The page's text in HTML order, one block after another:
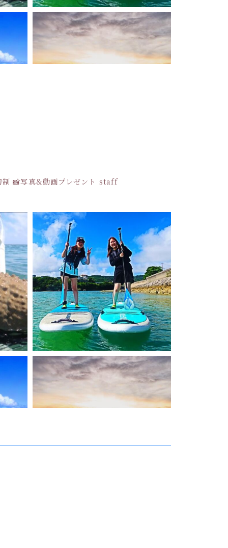
制 📸写真&動画プレゼント staff